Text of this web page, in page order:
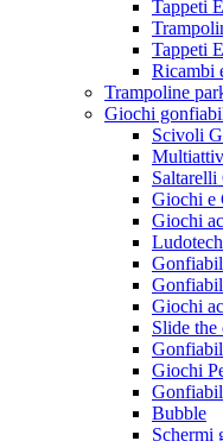
Tappeti
Tappeti
Ricambi
Trampoline
Giochi
Scivoli
Giochi e
Giochi
Giochi
Slide the
Giochi
Bubble
Schermi